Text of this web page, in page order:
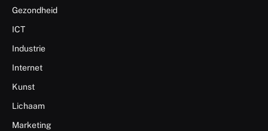
Gezondheid
ICT
Industrie
Internet
Kunst
Lichaam
Marketing